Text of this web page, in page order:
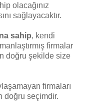
olacağınız
sağlayacaktır.
sahip, kendi
firmalar
doğru şekilde size
firmaları
doğru seçimdir.